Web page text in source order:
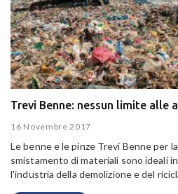
Trevi Benne: nessun limite alle
16 Novembre 2017
Le benne e le pinze Trevi Benne per
smistamento di materiali sono ideali
l'industria della demolizione e del